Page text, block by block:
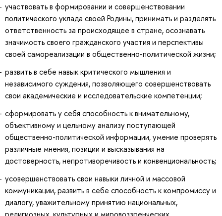
участвовать в формировании и совершенствовании
политического уклада своей Родины, принимать и разделять
ответственность за происходящее в стране, осознавать
значимость своего гражданского участия и перспективы
своей самореализации в общественно-политической жизни;
развить в себе навык критического мышления и
независимого суждения, позволяющего совершенствовать
свои академические и исследовательские компетенции;
сформировать у себя способность к внимательному,
объективному и цельному анализу поступающей
общественно-политической информации, умение проверять
различные мнения, позиции и высказывания на
достоверность, непротиворечивость и конвенциональность;
усовершенствовать свои навыки личной и массовой
коммуникации, развить в себе способность к компромиссу и
диалогу, уважительному принятию национальных,